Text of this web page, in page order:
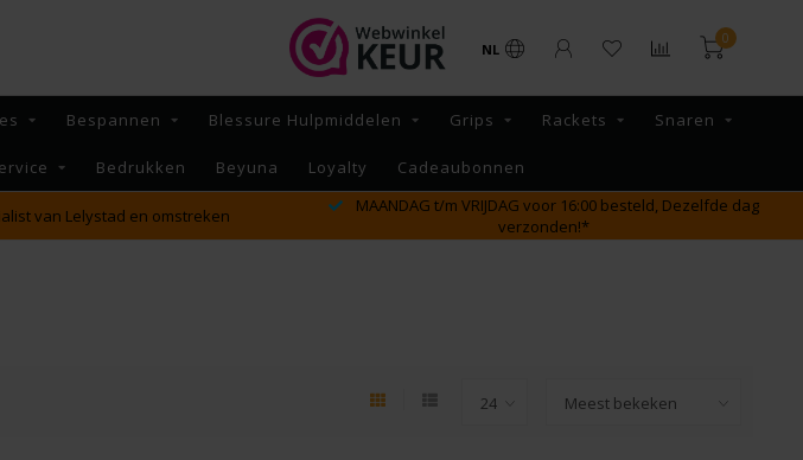
NL
0
Bespannen Blessure Hulpmiddelen Grips Rackets Snaren
Bedrukken Beyuna Loyalty Cadeaubonnen
16:00 besteld, Dezelfde dag
GRATIS verzending vanaf €65,- binnen NL